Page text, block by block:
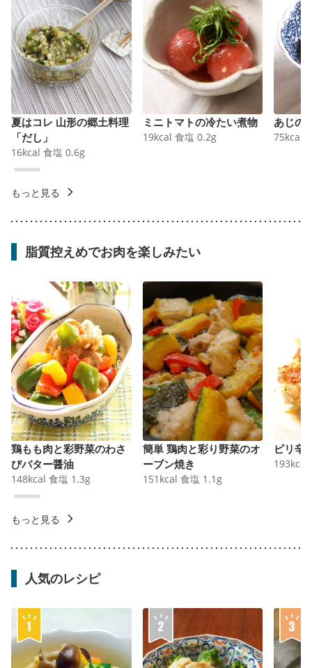
夏はコレ 山形の郷土料理
「だし」
16kcal 食塩 0.6g
ミニトマトの冷たい煮物
19kcal 食塩 0.2g
あじの
75kcal
もっと見る
脂質控えめでお肉を楽しみたい
鶏もも肉と彩野菜のわさ
びバター醤油
148kcal 食塩 1.3g
簡単 鶏肉と彩り野菜のオ
ーブン焼き
151 kcal 食塩 1.1 g
ピリ辛
193kcal
もっと見る
人気のレシピ